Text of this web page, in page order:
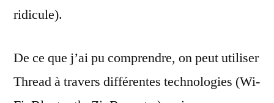
ridicule).
De ce que j’ai pu comprendre, on peut utiliser
Thread à travers différentes technologies (Wi-